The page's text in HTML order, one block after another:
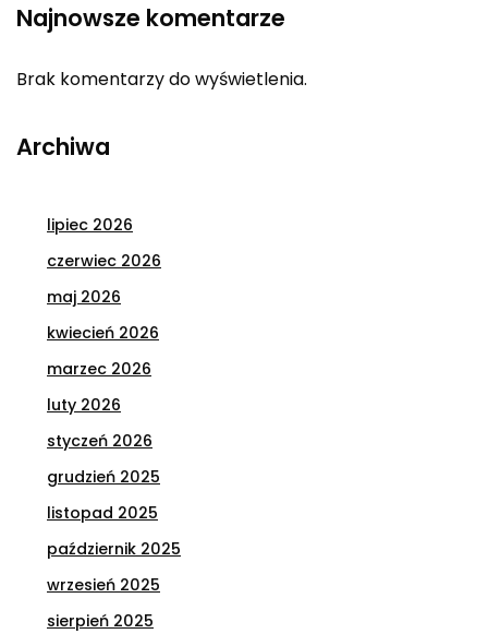
Najnowsze komentarze
Brak komentarzy do wyświetlenia.
Archiwa
lipiec 2026
czerwiec 2026
maj 2026
kwiecień 2026
marzec 2026
luty 2026
styczeń 2026
grudzień 2025
listopad 2025
październik 2025
wrzesień 2025
sierpień 2025